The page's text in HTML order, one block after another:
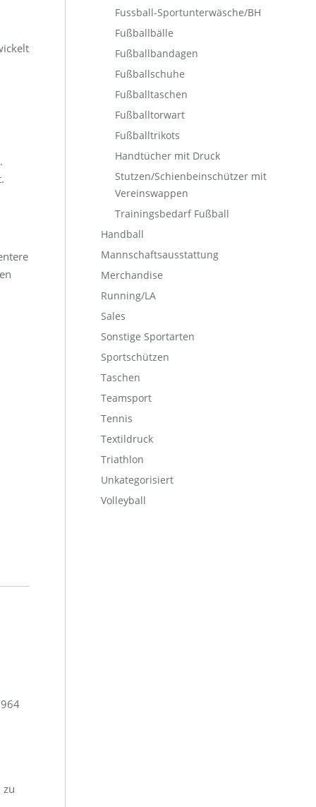
zu
Fussball-Sportunterwäsche/BH
Fußballbälle
Fußballbandagen
Fußballschuhe
Fußballtaschen
Fußballtorwart
Fußballtrikots
Handtücher mit Druck
Stutzen/Schienbeinschützer mit
Vereinswappen
Trainingsbedarf Fußball
Handball
Mannschaftsausstattung
Merchandise
Running/LA
Sales
Sonstige Sportarten
Sportschützen
Taschen
Teamsport
Tennis
Textildruck
Triathlon
Unkategorisiert
Volleyball